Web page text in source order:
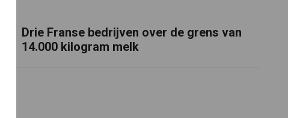
Drie Franse bedrijven over de grens van
14.000 kilogram melk